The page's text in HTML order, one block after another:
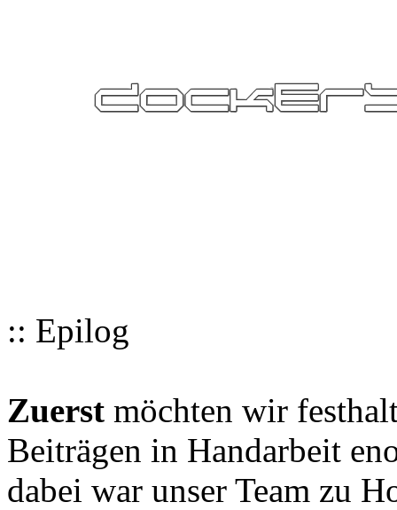
:: Epilog
Zuerst möchten wir
Beiträgen in Handarbeit
dabei war unser Team zu